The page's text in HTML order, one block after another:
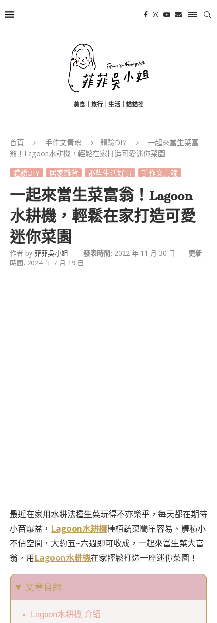
美食｜旅行｜生活｜貓貓控
首頁 手作文青魂 體驗DIY
一起來當生菜富
翁！Lagoon水耕機，輕鬆在家打造可愛迷你菜園
體驗DIY
居家雜貨 那些生活好事 手作文青魂
一起來當生菜富翁！Lagoon
水耕機，輕鬆在家打造可愛
迷你菜園
作者 by 菲菲吳小姐 發表時間: 2022 年 11 月 30 日
更新
時間: 2024 年 7 月 19 日
最近在家用水耕法種生菜玩得不亦樂乎，每天都在期待
小苗爆盆， Lagoon水耕機種植蔬菜簡單容易、體積小
不佔空間，大約五~六週即可收成，一起來當生菜大富
翁，用Lagoon水耕機在家輕鬆打造一座迷你菜園！
文章目錄
Lagoon水耕機 介紹